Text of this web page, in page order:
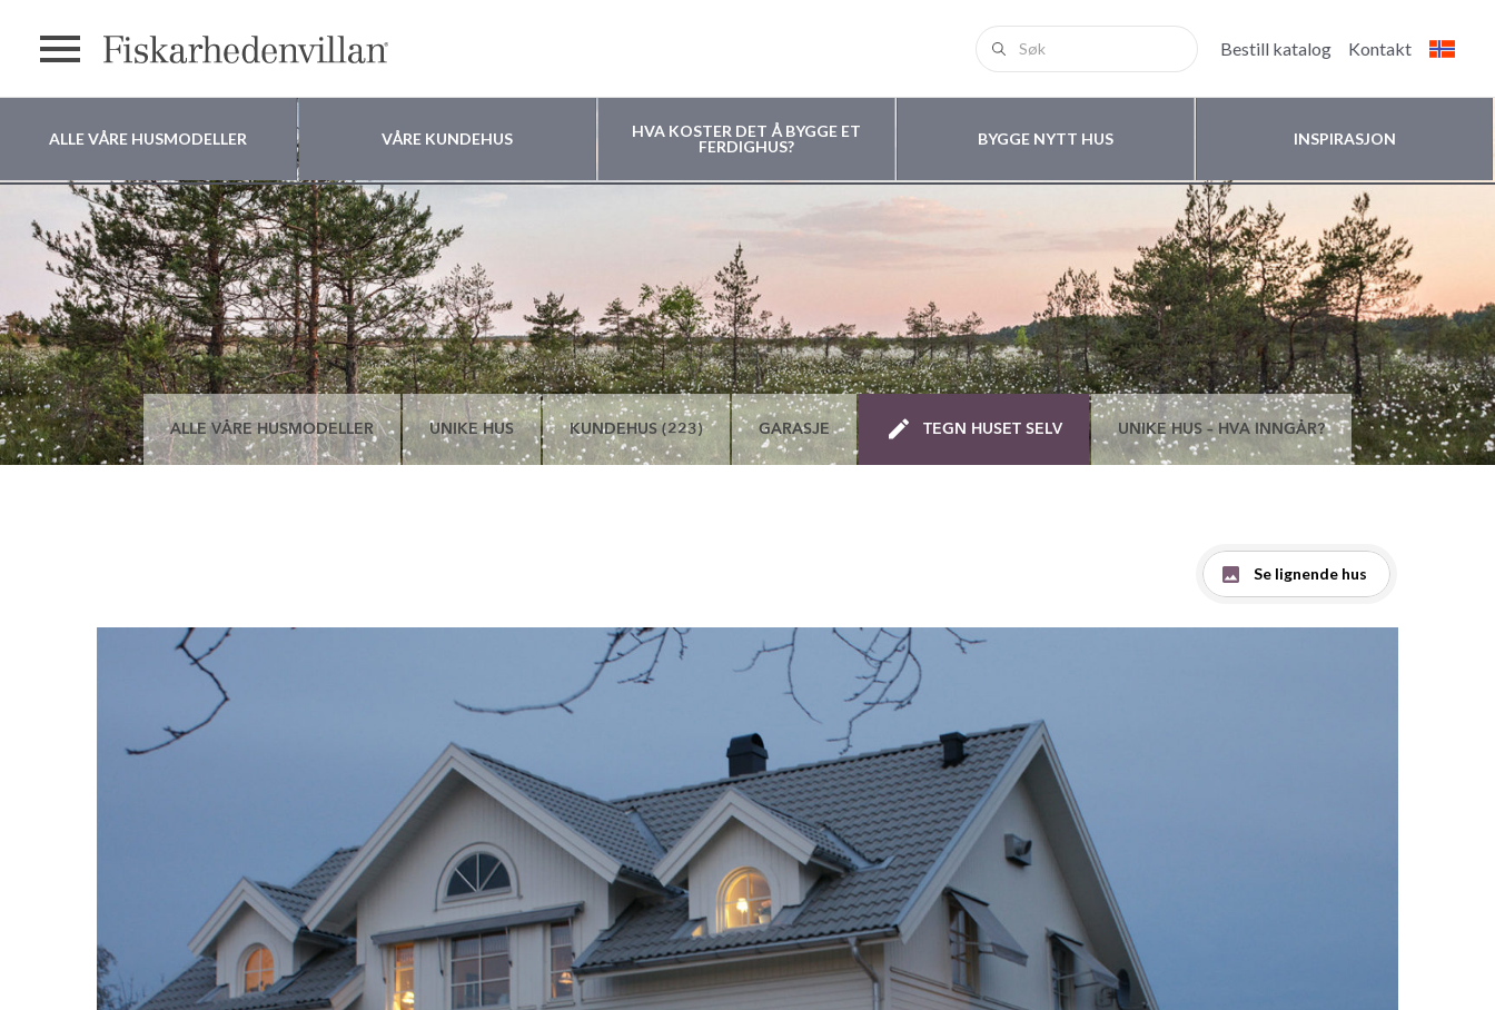
Bestill katalog Kontakt
ALLE VÅRE HUSMODELLER VÅRE KUNDEHUS
HVA KOSTER DET Å BYGGE ET
FERDIGHUS?
BYGGE NYTT HUS INSPIRASJON
Hvor vil du bygge
huset ditt?
ALLE VÅRE HUSMODELLER UNIKE HUS KUNDEHUS (223) GARASJE TEGN HUSET SELV UNIKE HUS – HVA INNGÅR?
Se lignende hus